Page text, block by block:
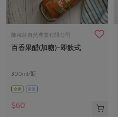
陳稼莊自然農業有限公司
百香果醋(加糖)-即飲式
300ml/瓶
全素 常溫
$60